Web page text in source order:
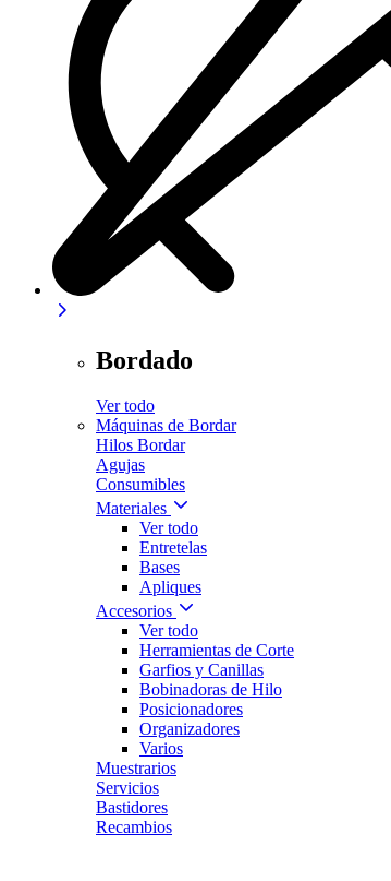
Bordado
Ver todo
Máquinas de Bordar
Hilos Bordar
Agujas
Consumibles
Materiales
Ver todo
Entretelas
Bases
Apliques
Accesorios
Ver todo
Herramientas de Corte
Garfios y Canillas
Bobinadoras de Hilo
Posicionadores
Organizadores
Varios
Muestrarios
Servicios
Bastidores
Recambios